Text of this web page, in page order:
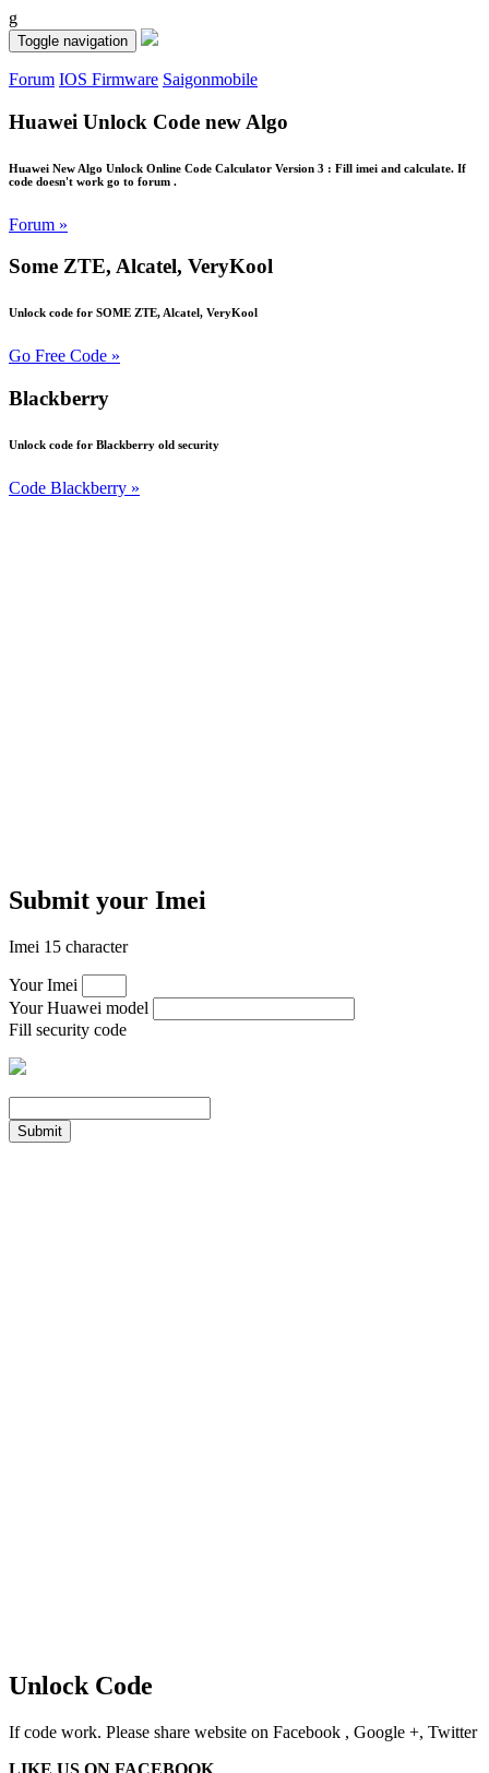
g
Toggle navigation
Forum IOS Firmware Saigonmobile
Huawei Unlock Code new Algo
Huawei New Algo Unlock Online Code Calculator Version 3 : Fill imei and calculate. If
code doesn't work go to forum .
Forum »
Some ZTE, Alcatel, VeryKool
Unlock code for SOME ZTE, Alcatel, VeryKool
Go Free Code »
Blackberry
Unlock code for Blackberry old security
Code Blackberry »
Submit your Imei
Imei 15 character
Your Imei
Your Huawei model
Fill security code
Submit
Unlock Code
If code work. Please share website on Facebook , Google +, Twitter
LIKE US ON FACEBOOK